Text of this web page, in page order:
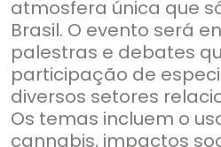
atmosfera única que
Brasil. O evento será
palestras e debates
participação de
diversos setores
Os temas incluem o
cannabis, impactos